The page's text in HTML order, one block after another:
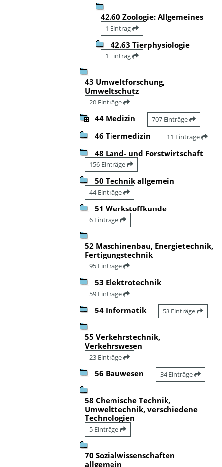
42.60 Zoologie: Allgemeines
1 Eintrag
42.63 Tierphysiologie
1 Eintrag
43 Umweltforschung,
Umweltschutz
20 Einträge
44 Medizin 707 Einträge
46 Tiermedizin 11 Einträge
48 Land- und Forstwirtschaft
156 Einträge
50 Technik allgemein
44 Einträge
51 Werkstoffkunde
6 Einträge
52 Maschinenbau, Energietechnik,
Fertigungstechnik
95 Einträge
53 Elektrotechnik
59 Einträge
54 Informatik 58 Einträge
55 Verkehrstechnik,
Verkehrswesen
23 Einträge
56 Bauwesen 34 Einträge
58 Chemische Technik,
Umwelttechnik, verschiedene
Technologien
5 Einträge
70 Sozialwissenschaften
allgemein